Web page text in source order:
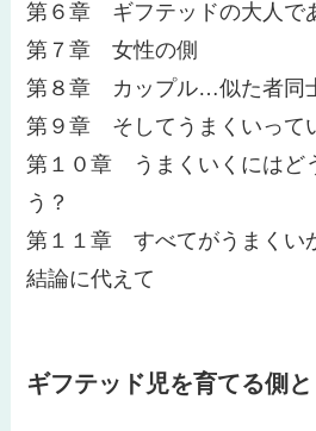
第６章 ギフテッドの大人で
第７章 女性の側
第８章 カップル…似た者同
第９章 そしてうまくいって
第１０章 うまくいくにはど
う？
第１１章 すべてがうまくい
結論に代えて
ギフテッド児を育てる側